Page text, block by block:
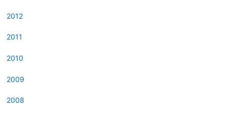
2012
2011
2010
2009
2008